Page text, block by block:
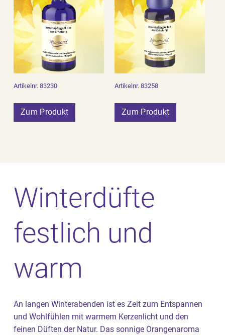
Artikelnr. 83230
Zum Produkt
Artikelnr. 83258
Zum Produkt
Winterdüfte
festlich und
warm
An langen Winterabenden ist es Zeit zum Entspannen
und Wohlfühlen mit warmem Kerzenlicht und den
feinen Düften der Natur. Das sonnige Orangenaroma